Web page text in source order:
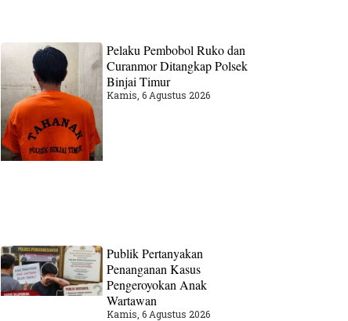
Pelaku Pembobol Ruko dan
Curanmor Ditangkap Polsek
Binjai Timur
Kamis, 6 Agustus 2026
Publik Pertanyakan
Penanganan Kasus
Pengeroyokan Anak
Wartawan
Kamis, 6 Agustus 2026